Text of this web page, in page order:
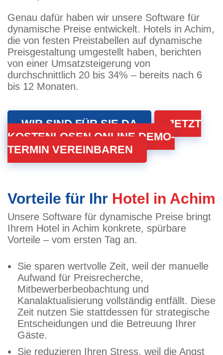
Genau dafür haben wir unsere Software für
dynamische Preise entwickelt. Hotels in Achim,
die von festen Preistabellen auf dynamische
Preisgestaltung umgestellt haben, berichten
von einer Umsatzsteigerung von
durchschnittlich 20 bis 34% – bereits nach 6
bis 12 Monaten.
WIR SIND FÜR SIE DA
JETZT
KOSTENLOSEN ONLINE DEMO-
TERMIN VEREINBAREN
Vorteile für Ihr Hotel in Achim
Unsere Software für dynamische Preise bringt
Ihrem Hotel in Achim konkrete, spürbare
Vorteile – vom ersten Tag an.
Sie sparen wertvolle Zeit, weil der manuelle
Aufwand für Preisrecherche,
Mitbewerberbeobachtung und
Kanalaktualisierung vollständig entfällt. Diese
Zeit nutzen Sie stattdessen für strategische
Entscheidungen und die Betreuung Ihrer
Gäste.
Sie reduzieren Ihren Stress, weil die Angst